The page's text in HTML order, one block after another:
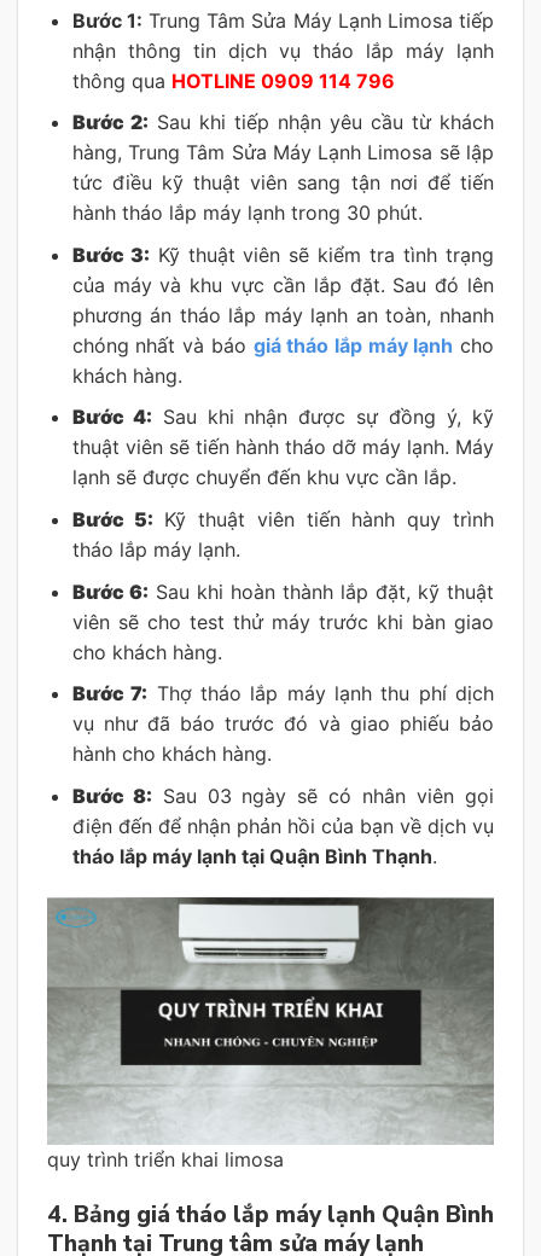
Bước 1: Trung Tâm Sửa Máy Lạnh Limosa tiếp
nhận thông tin dịch vụ tháo lắp máy lạnh
thông qua HOTLINE 0909 114 796
Bước 2: Sau khi tiếp nhận yêu cầu từ khách
hàng, Trung Tâm Sửa Máy Lạnh Limosa sẽ lập
tức điều kỹ thuật viên sang tận nơi để tiến
hành tháo lắp máy lạnh trong 30 phút.
Bước 3: Kỹ thuật viên sẽ kiểm tra tình trạng
của máy và khu vực cần lắp đặt. Sau đó lên
phương án tháo lắp máy lạnh an toàn, nhanh
chóng nhất và báo giá tháo lắp máy lạnh cho
khách hàng.
Bước 4: Sau khi nhận được sự đồng ý, kỹ
thuật viên sẽ tiến hành tháo dỡ máy lạnh. Máy
lạnh sẽ được chuyển đến khu vực cần lắp.
Bước 5: Kỹ thuật viên tiến hành quy trình
tháo lắp máy lạnh.
Bước 6: Sau khi hoàn thành lắp đặt, kỹ thuật
viên sẽ cho test thử máy trước khi bàn giao
cho khách hàng.
Bước 7: Thợ tháo lắp máy lạnh thu phí dịch
vụ như đã báo trước đó và giao phiếu bảo
hành cho khách hàng.
Bước 8: Sau 03 ngày sẽ có nhân viên gọi
điện đến để nhận phản hồi của bạn về dịch vụ
tháo lắp máy lạnh tại Quận Bình Thạnh.
quy trình triển khai limosa
4. Bảng giá tháo lắp máy lạnh Quận Bình
Thạnh tại Trung tâm sửa máy lạnh